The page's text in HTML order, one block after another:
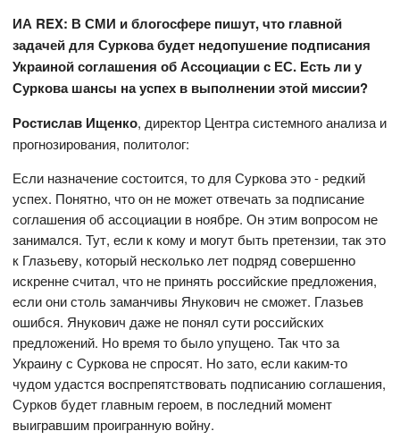
ИА REX: В СМИ и блогосфере пишут, что главной
задачей для Суркова будет недопушение подписания
Украиной соглашения об Ассоциации с ЕС. Есть ли у
Суркова шансы на успех в выполнении этой миссии?
Ростислав Ищенко, директор Центра системного анализа и
прогнозирования, политолог:
Если назначение состоится, то для Суркова это - редкий
успех. Понятно, что он не может отвечать за подписание
соглашения об ассоциации в ноябре. Он этим вопросом не
занимался. Тут, если к кому и могут быть претензии, так это
к Глазьеву, который несколько лет подряд совершенно
искренне считал, что не принять российские предложения,
если они столь заманчивы Янукович не сможет. Глазьев
ошибся. Янукович даже не понял сути российских
предложений. Но время то было упущено. Так что за
Украину с Суркова не спросят. Но зато, если каким-то
чудом удастся воспрепятствовать подписанию соглашения,
Сурков будет главным героем, в последний момент
выигравшим проигранную войну.